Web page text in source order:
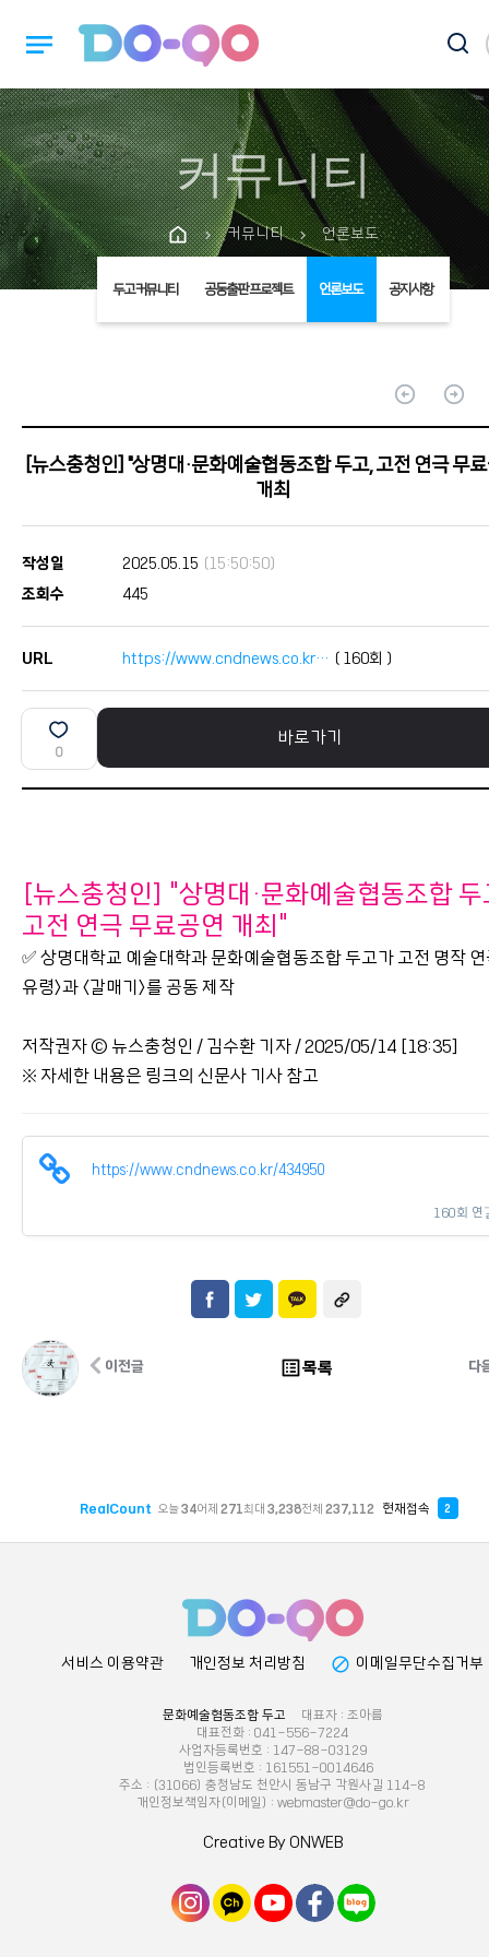
notes
커뮤니티
chevron_right 커뮤니티 chevron_right 언론보도
두고커뮤니티 공동출판 프로젝트 언론보도 공지사항
[뉴스충청인] "상명대·문화예술협동조합 두
고전 연극 무료공연 개최"
✅ 상명대학교 예술대학과 문화예술협동조합 두고가 고전 명작 연
유령>과 <갈매기>를 공동 제작
저작권자 © 뉴스충청인 / 김수환 기자 / 2025/05/14 [18:35]
※ 자세한 내용은 링크의 신문사 기사 참고
https://www.cndnews.co.kr/434950
160회 연
이전글 list_alt 목록 다
arrow_circle_up arrow_circle_up
[뉴스충청인] "상명대·문화예술협동조합 두고, 고전 연극 무
개최
작성일 2025.05.15 (15:50:50)
조회수
445
URL https://www.cndnews.co.kr… ( 160회 )
0
바로가기
RealCount 오늘34어제271최대3,238전체237,112 현재접속 2
서비스 이용약관 개인정보 처리방침 block 이메일무단수집거부
문화예술협동조합 두고 대표자 : 조아름
대표전화 : 041-556-7224
사업자등록번호 : 147-88-03129
법인등록번호 : 161551-0014646
주소 : (31066) 충청남도 천안시 동남구 각원사길 114-8
개인정보책임자(이메일) : webmaster@do-go.kr
Creative By ONWEB